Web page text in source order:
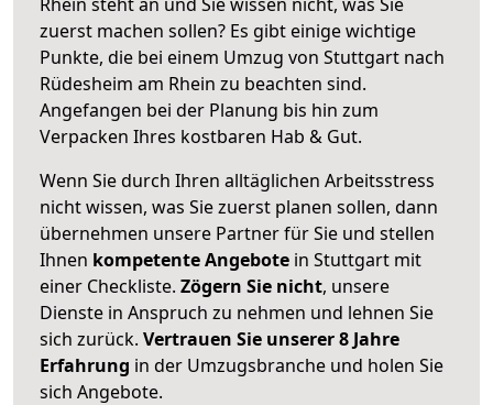
zuerst machen sollen? Es gibt einige wichtige
Punkte, die bei einem Umzug von Stuttgart nach
Rüdesheim am Rhein zu beachten sind.
Angefangen bei der Planung bis hin zum
Verpacken Ihres kostbaren Hab & Gut.
Wenn Sie durch Ihren alltäglichen Arbeitsstress
nicht wissen, was Sie zuerst planen sollen, dann
übernehmen unsere Partner für Sie und stellen
Ihnen kompetente Angebote in Stuttgart mit
einer Checkliste. Zögern Sie nicht, unsere
Dienste in Anspruch zu nehmen und lehnen Sie
sich zurück. Vertrauen Sie unserer 8 Jahre
Erfahrung in der Umzugsbranche und holen Sie
sich Angebote.